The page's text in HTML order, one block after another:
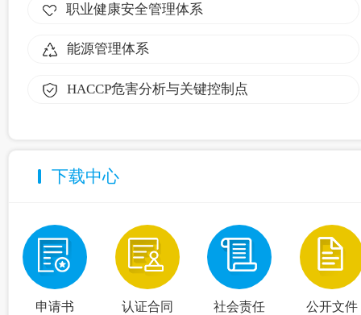
职业健康安全管理体系
能源管理体系
HACCP危害分析与关键控制点
下载中心
申请书 认证合同 社会责任 公开文件